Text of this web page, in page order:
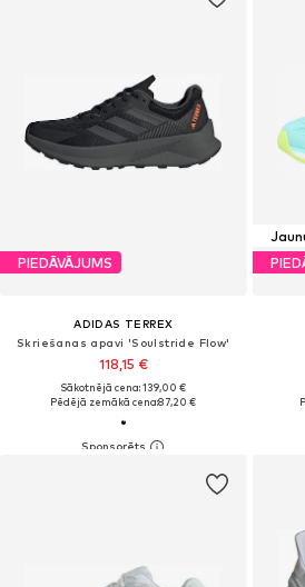
PIEDĀVĀJUMS
ADIDAS TERREX
Skriešanas apavi 'Soulstride Flow'
118,15 €
Sākotnējā cena: 139,00 €
Pēdējā zemākā cena:87,20 €